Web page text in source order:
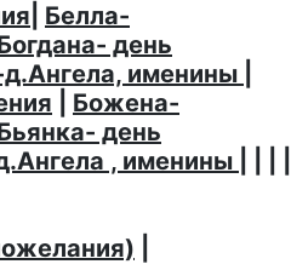
Белла-
день
д.Ангела, именины
Божена-
день
, именины